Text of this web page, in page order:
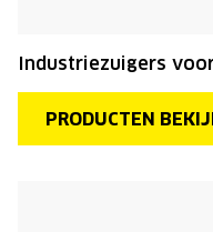
Industriezuigers
PRODUCTEN